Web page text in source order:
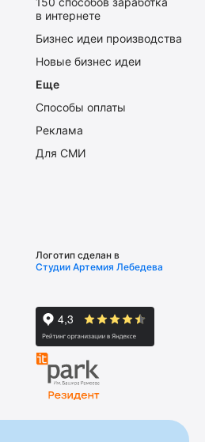
в интернете
Бизнес идеи производства
Новые бизнес идеи
Еще
Способы оплаты
Реклама
Для СМИ
Логотип сделан в
Студии Артемия Лебедева